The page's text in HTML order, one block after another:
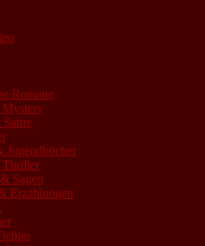
Romane
Jugendbücher
Sagen
Erzählungen